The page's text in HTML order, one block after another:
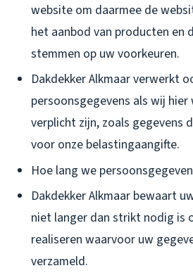
website om daarmee de
het aanbod van producten en
stemmen op uw voorkeuren.
Dakdekker Alkmaar verwerkt
persoonsgegevens als wij
verplicht zijn, zoals gegevens
voor onze belastingaangifte.
Hoe lang we
Dakdekker Alkmaar bewaart
niet langer dan strikt nodig is
realiseren waarvoor uw
verzameld.